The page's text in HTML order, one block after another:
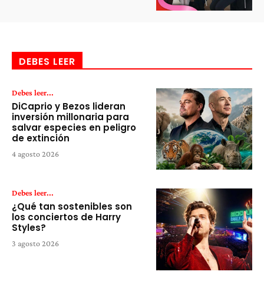
DEBES LEER
Debes leer...
DiCaprio y Bezos lideran
inversión millonaria para
salvar especies en peligro
de extinción
4 agosto 2026
Debes leer...
¿Qué tan sostenibles son
los conciertos de Harry
Styles?
3 agosto 2026